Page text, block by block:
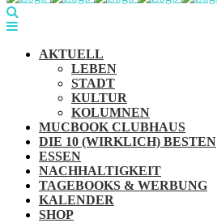
AKTUELL
LEBEN
STADT
KULTUR
KOLUMNEN
MUCBOOK CLUBHAUS
DIE 10 (WIRKLICH) BESTEN
ESSEN
NACHHALTIGKEIT
TAGEBOOKS & WERBUNG
KALENDER
SHOP